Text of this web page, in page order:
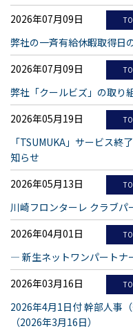
2026年07月09日
弊社の一斉有給休暇取得日
2026年07月09日
弊社「クールビズ」の取り
2026年05月19日
「TSUMUKA」サービス終
知らせ
2026年05月13日
川崎フロンターレ クラブ
2026年04月01日
― 新生ネットワンパートナ
2026年03月16日
2026年4月1日付 幹部人事
（2026年3月16日）